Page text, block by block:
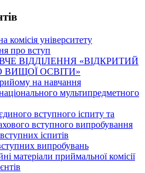
комісія університету
про вступ
ВІДДІЛЕННЯ «ВІДКРИТИЙ
ОСВІТИ»
на навчання
мультипредметного
вступного іспиту та
вступного випробування
іспитів
випробувань
матеріали приймальної комісії